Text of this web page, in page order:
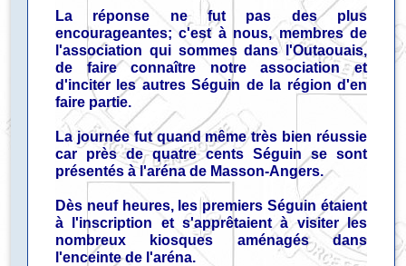
La réponse ne fut pas des plus
encourageantes; c'est à nous, membres de
l'association qui sommes dans l'Outaouais,
de faire connaître notre association et
d'inciter les autres Séguin de la région d'en
faire partie.
La journée fut quand même très bien réussie
car près de quatre cents Séguin se sont
présentés à l'aréna de Masson-Angers.
Dès neuf heures, les premiers Séguin étaient
à l'inscription et s'apprêtaient à visiter les
nombreux kiosques aménagés dans
l'enceinte de l'aréna.